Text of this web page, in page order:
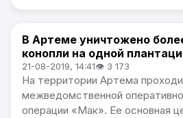
Происшествия
В Артеме уничтожено
конопли на одной
21-08-2019, 14:41👁 3 173
На территории Артема
межведомственной
операции «Мак». Ее основная